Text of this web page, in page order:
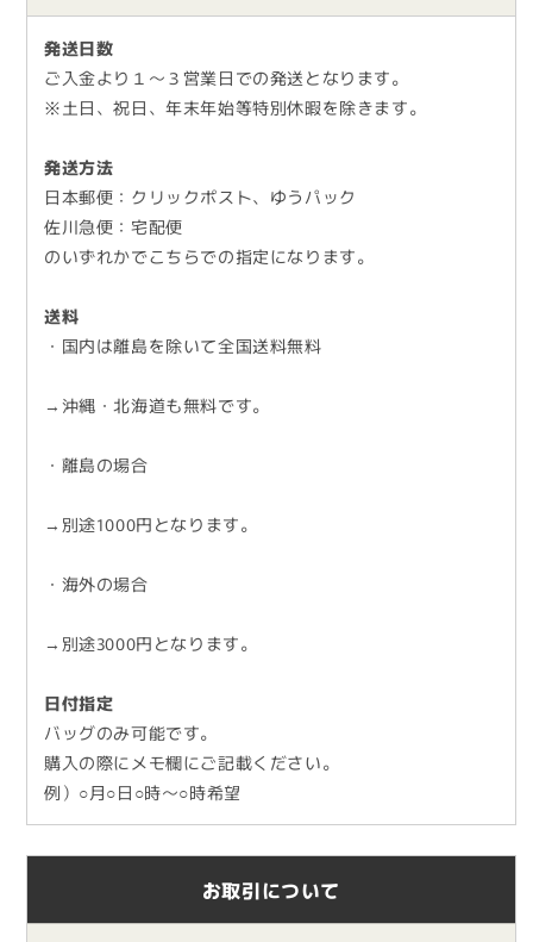
発送日数
ご入金より１～３営業日での発送となります。
※土日、祝日、年末年始等特別休暇を除きます。
発送方法
日本郵便：クリックポスト、ゆうパック
佐川急便：宅配便
のいずれかでこちらでの指定になります。
送料
・国内は離島を除いて全国送料無料
→沖縄・北海道も無料です。
・離島の場合
→別途1000円となります。
・海外の場合
→別途3000円となります。
日付指定
バッグのみ可能です。
購入の際にメモ欄にご記載ください。
例）○月○日○時～○時希望
お取引について